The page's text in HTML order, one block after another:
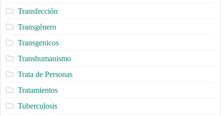
Transfección
Transgénero
Transgenicos
Transhumanismo
Trata de Personas
Tratamientos
Tuberculosis